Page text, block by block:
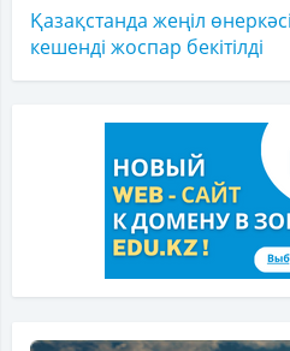
Қазақстанда жеңіл
кешенді жоспар бекітілді